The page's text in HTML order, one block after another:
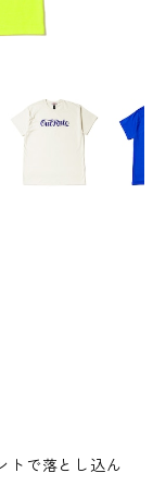
トで落とし込ん